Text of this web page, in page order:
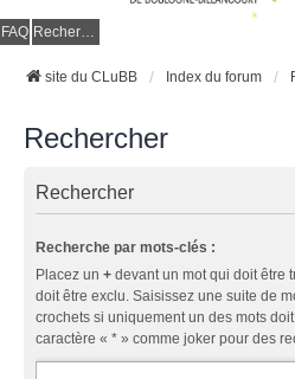
FAQ Rechercher
site du CLuBB Index du forum
Rechercher
Rechercher
Recherche par mots-clés :
Placez un + devant un mot qui doit être
doit être exclu. Saisissez une suite de
crochets si uniquement un des mots
caractère « * » comme joker pour des